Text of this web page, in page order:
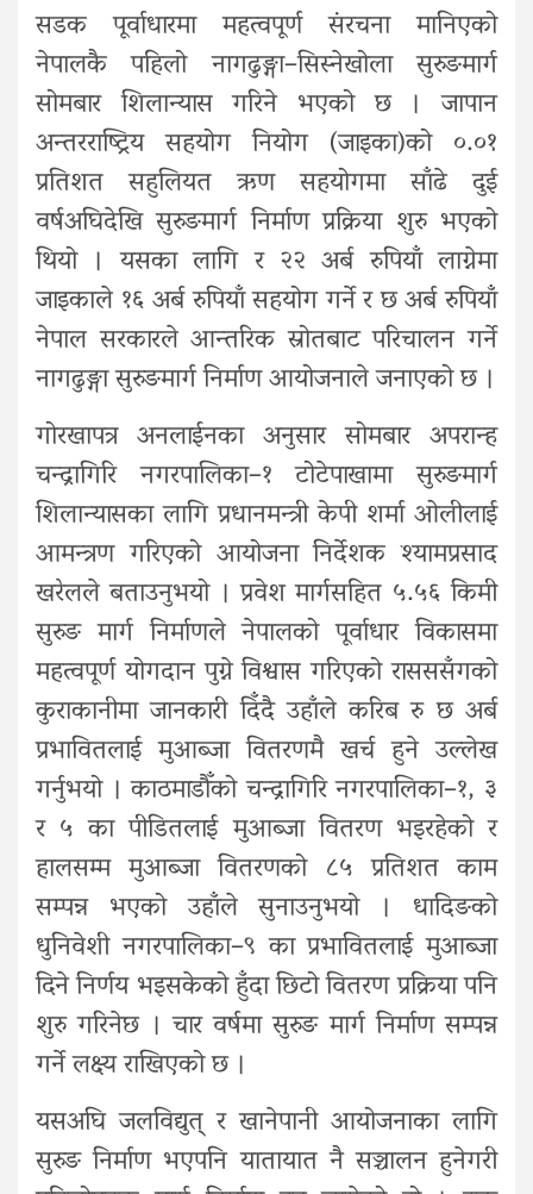
सडक पूर्वाधारमा महत्वपूर्ण संरचना मानिएको
नेपालकै पहिलो नागढुङ्गा–सिस्नेखोला सुरुङमार्ग
सोमबार शिलान्यास गरिने भएको छ । जापान
अन्तरराष्ट्रिय सहयोग नियोग (जाइका)को ०.०१
प्रतिशत सहुलियत ऋण सहयोगमा साँढे दुई
वर्षअघिदेखि सुरुङमार्ग निर्माण प्रक्रिया शुरु भएको
थियो । यसका लागि र २२ अर्ब रुपियाँ लाग्नेमा
जाइकाले १६ अर्ब रुपियाँ सहयोग गर्ने र छ अर्ब रुपियाँ
नेपाल सरकारले आन्तरिक स्रोतबाट परिचालन गर्ने
नागढुङ्गा सुरुङमार्ग निर्माण आयोजनाले जनाएको छ ।
गोरखापत्र अनलाईनका अनुसार सोमबार अपरान्ह
चन्द्रागिरि नगरपालिका–१ टोटेपाखामा सुरुङमार्ग
शिलान्यासका लागि प्रधानमन्त्री केपी शर्मा ओलीलाई
आमन्त्रण गरिएको आयोजना निर्देशक श्यामप्रसाद
खरेलले बताउनुभयो । प्रवेश मार्गसहित ५.५६ किमी
सुरुङ मार्ग निर्माणले नेपालको पूर्वाधार विकासमा
महत्वपूर्ण योगदान पुग्ने विश्वास गरिएको रासससँगको
कुराकानीमा जानकारी दिँदै उहाँले करिब रु छ अर्ब
प्रभावितलाई मुआब्जा वितरणमै खर्च हुने उल्लेख
गर्नुभयो । काठमाडौँको चन्द्रागिरि नगरपालिका–१, ३
र ५ का पीडितलाई मुआब्जा वितरण भइरहेको र
हालसम्म मुआब्जा वितरणको ८५ प्रतिशत काम
सम्पन्न भएको उहाँले सुनाउनुभयो । धादिङको
धुनिवेशी नगरपालिका–९ का प्रभावितलाई मुआब्जा
दिने निर्णय भइसकेको हुँदा छिटो वितरण प्रक्रिया पनि
शुरु गरिनेछ । चार वर्षमा सुरुङ मार्ग निर्माण सम्पन्न
गर्ने लक्ष्य राखिएको छ ।
यसअघि जलविद्युत् र खानेपानी आयोजनाका लागि
सुरुङ निर्माण भएपनि यातायात नै सञ्चालन हुनेगरी